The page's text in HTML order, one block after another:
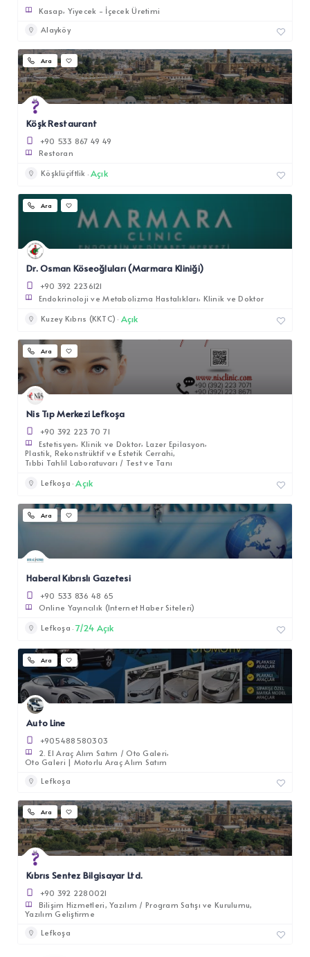
Kasap Yiyecek - İçecek Üretimi
Alayköy
Ara
Köşk Restaurant
+90 533 867 49 49
Restoran
Köşklüçiftlik Açık
Ara
Dr. Osman Köseoğluları (Marmara Kliniği)
+90 392 2236121
Endokrinoloji ve Metabolizma Hastalıkları Klinik ve Doktor
Kuzey Kıbrıs (KKTC) Açık
Ara
Nis Tıp Merkezi Lefkoşa
+90 392 223 70 71
Estetisyen Klinik ve Doktor Lazer Epilasyon
Plastik, Rekonstrüktif ve Estetik Cerrahi
Tıbbi Tahlil Laboratuvarı / Test ve Tanı
Lefkoşa Açık
Ara
Haberal Kıbrıslı Gazetesi
+90 533 836 48 65
Online Yayıncılık (Internet Haber Siteleri)
Lefkoşa 7/24 Açık
Ara
Auto Line
+905488580303
2. El Araç Alım Satım / Oto Galeri
Oto Galeri | Motorlu Araç Alım Satım
Lefkoşa
Ara
Kıbrıs Sentez Bilgisayar Ltd.
+90 392 2280021
Bilişim Hizmetleri Yazılım / Program Satışı ve Kurulumu
Yazılım Geliştirme
Lefkoşa